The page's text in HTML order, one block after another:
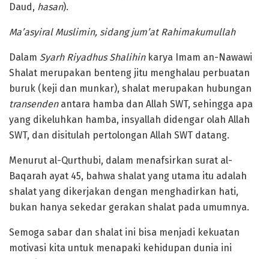
Daud, hasan).
Ma’asyiral Muslimin, sidang jum’at Rahimakumullah
Dalam Syarh Riyadhus Shalihinkarya Imam an-Nawawi
Shalat merupakan benteng jitu menghalau perbuatan
buruk (keji dan munkar), shalat merupakan hubungan
transendenantara hamba dan Allah SWT, sehingga apa
yang dikeluhkan hamba, insyallah didengar olah Allah
SWT, dan disitulah pertolongan Allah SWT datang.
Menurut al-Qurthubi, dalam menafsirkan surat al-
Baqarah ayat 45, bahwa shalat yang utama itu adalah
shalat yang dikerjakan dengan menghadirkan hati,
bukan hanya sekedar gerakan shalat pada umumnya.
Semoga sabar dan shalat ini bisa menjadi kekuatan
motivasi kita untuk menapaki kehidupan dunia ini